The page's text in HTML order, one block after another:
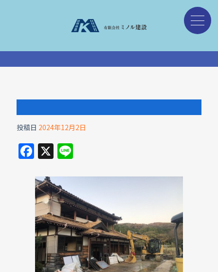
投稿日 2024年12月2日
F
a
c
e
b
o
o
k
X Li
e